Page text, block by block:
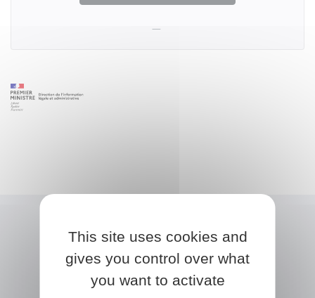
This site uses cookies and
gives you control over what
you want to activate